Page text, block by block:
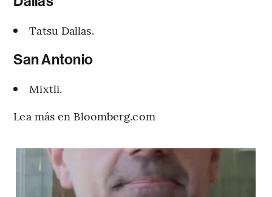
Tatsu Dallas.
San Antonio
Mixtli.
Lea más en Bloomberg.com